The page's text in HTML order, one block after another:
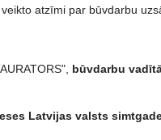
atzīmi par būvdarbu
būvdarbu
Latvijas valsts